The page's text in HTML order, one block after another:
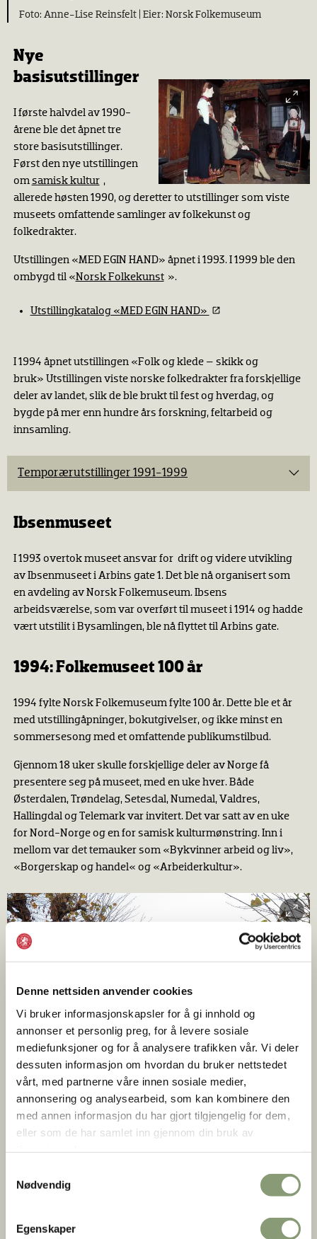
Denne nettsiden anvender cookies
Vi bruker informasjonskapsler for å gi innhold og
annonser et personlig preg, for å levere sosiale
mediefunksjoner og for å analysere trafikken vår. Vi deler
dessuten informasjon om hvordan du bruker nettstedet
vårt, med partnerne våre innen sosiale medier,
annonsering og analysearbeid, som kan kombinere den
med annen informasjon du har gjort tilgjengelig for dem,
eller som de har samlet inn gjennom din bruk av
Nødvendig
Egenskaper
Anne-Lise Reinsfelt |
Norsk Folkemuseum
Nye
basisutstillinger
I første halvdel av 1990-
årene ble det åpnet tre
store basisutstillinger.
Først den nye utstillingen
omsamisk kultur ,
allerede høsten 1990, og deretter to utstillinger som viste
museets omfattende samlinger av folkekunst og
folkedrakter.
Utstillingen «MED EGIN HAND» åpnet i 1993. I 1999 ble den
ombygd til «Norsk Folkekunst ».
Utstillingkatalog «MED EGIN HAND»
I 1994 åpnet utstillingen «Folk og klede – skikk og
bruk» Utstillingen viste norske folkedrakter fra forskjellige
deler av landet, slik de ble brukt til fest og hverdag, og
bygde på mer enn hundre års forskning, feltarbeid og
innsamling.
Temporærutstillinger 1991-1999
1991: Lad og krone
1992: Fra langeleik til platespiller
1992: Savio
1993: Fritidsbilder
1994: Drømmen om Arkadia
1995: Vi besto hverdagsprøven
1995: Så tar jeg deg til brud
1996: Grand Prix på museum
1996: Nansen
Ibsenmuseet
I 1993 overtok museet ansvar for drift og videre utvikling
av Ibsenmuseet i Arbins gate 1. Det ble nå organisert som
en avdeling av Norsk Folkemuseum. Ibsens
arbeidsværelse, som var overført til museet i 1914 og hadde
vært utstilit i Bysamlingen, ble nå ﬂyttet til Arbins gate.
1994: Folkemuseet 100 år
1994 fylte Norsk Folkemuseum fylte 100 år. Dette ble et år
med utstillingåpninger, bokutgivelser, og ikke minst en
sommersesong med et omfattende publikumstilbud.
Gjennom 18 uker skulle forskjellige deler av Norge få
presentere seg på museet, med en uke hver. Både
Østerdalen, Trøndelag, Setesdal, Numedal, Valdres,
Hallingdal og Telemark var invitert. Det var satt av en uke
for Nord-Norge og en for samisk kulturmønstring. Inn i
mellom var det temauker som «Bykvinner arbeid og liv»,
«Borgerskap og handel« og «Arbeiderkultur».
Besøkssenteret ble oppført til 100-års jubileet i 1994.
Bygningen er tegnet av Archus Arkitektkontor. I bakre del
Haakon Harriss |